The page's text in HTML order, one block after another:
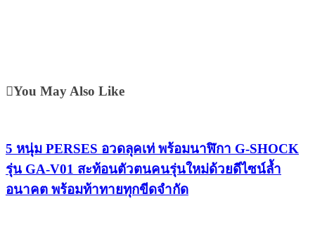
You May Also Like
5 หนุ่ม PERSES อวดลุคเท่ พร้อมนาฬิกา G-SHOCK
รุ่น GA-V01 สะท้อนตัวตนคนรุ่นใหม่ด้วยดีไซน์ล้ำ
อนาคต พร้อมท้าทายทุกขีดจำกัด